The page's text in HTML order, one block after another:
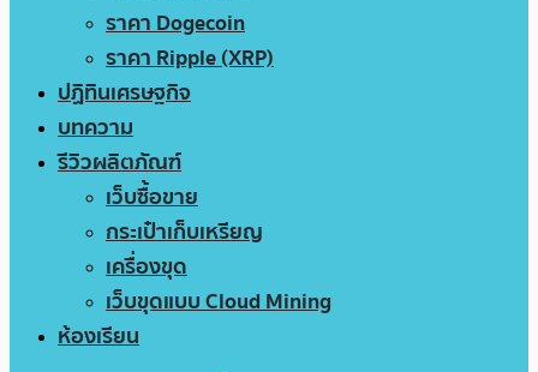
ราคา Dogecoin
ราคา Ripple (XRP)
ปฏิทินเศรษฐกิจ
บทความ
รีวิวผลิตภัณฑ์
เว็บซื้อขาย
กระเป๋าเก็บเหรียญ
เครื่องขุด
เว็บขุดแบบ Cloud Mining
ห้องเรียน